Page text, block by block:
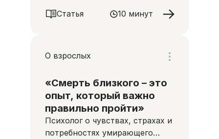
Статья 10 минут
О взрослых
«Смерть близкого – это
опыт, который важно
правильно пройти»
Психолог о чувствах, страхах и
потребностях умирающего